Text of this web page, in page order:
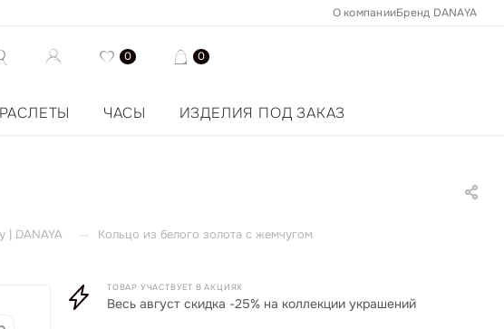
О компанииБренд DANAYA
0 0
ЧАСЫ ИЗДЕЛИЯ ПОД ЗАКАЗ
| DANAYA — Кольцо из белого золота с жемчугом
ТОВАР УЧАСТВУЕТ В АКЦИЯХ
Весь август скидка -25% на коллекции украшений